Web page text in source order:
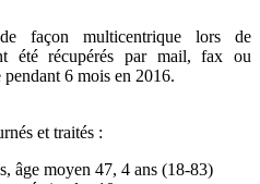
façon multicentrique lors de
été récupérés par mail, fax ou
pendant 6 mois en 2016.
et traités :
âge moyen 47, 4 ans (18-83)